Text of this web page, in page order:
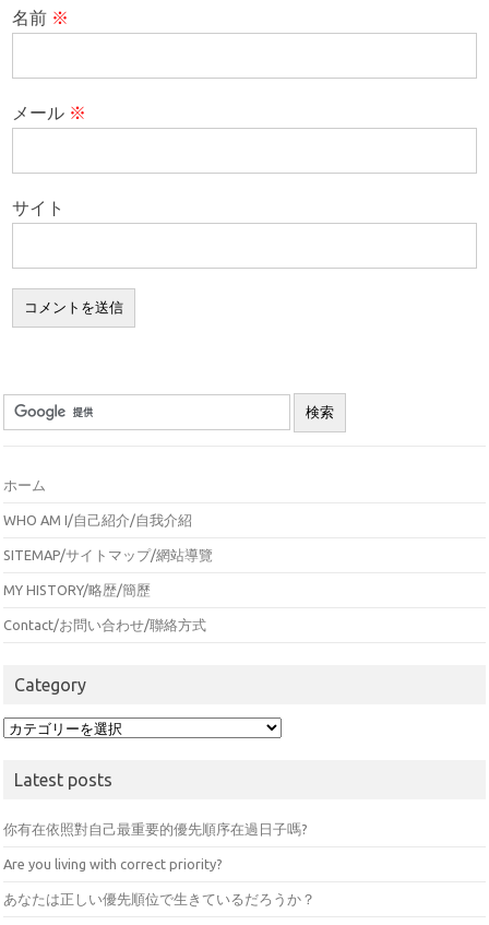
名前 ※
メール ※
サイト
ホーム
WHO AM I/自己紹介/自我介紹
SITEMAP/サイトマップ/網站導覽
MY HISTORY/略歴/簡歷
Contact/お問い合わせ/聯絡方式
Category
Category
Latest posts
你有在依照對自己最重要的優先順序在過日子嗎?
Are you living with correct priority?
あなたは正しい優先順位で生きているだろうか？